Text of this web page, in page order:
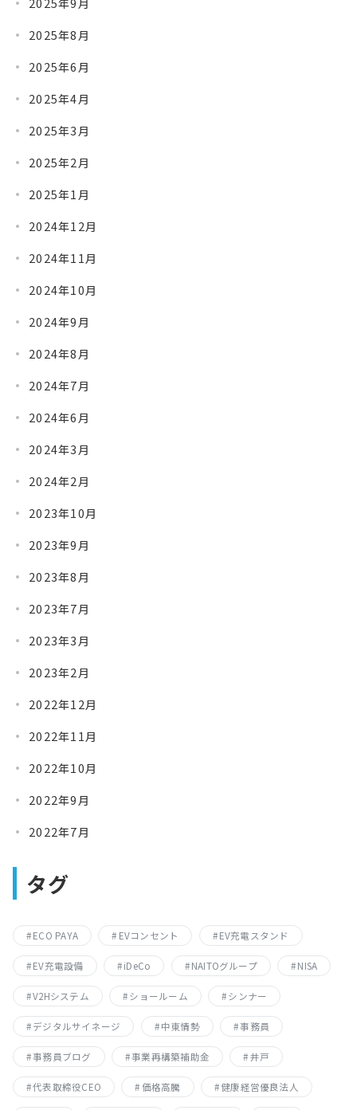
2025年9月
2025年8月
2025年6月
2025年4月
2025年3月
2025年2月
2025年1月
2024年12月
2024年11月
2024年10月
2024年9月
2024年8月
2024年7月
2024年6月
2024年3月
2024年2月
2023年10月
2023年9月
2023年8月
2023年7月
2023年3月
2023年2月
2022年12月
2022年11月
2022年10月
2022年9月
2022年7月
タグ
ECO PAYA EVコンセント EV充電スタンド
EV充電設備 iDeCo NAITOグループ NISA
V2Hシステム ショールーム シンナー
デジタルサイネージ 中東情勢 事務員
事務員ブログ 事業再構築補助金 井戸
代表取締役CEO 価格高騰 健康経営優良法人